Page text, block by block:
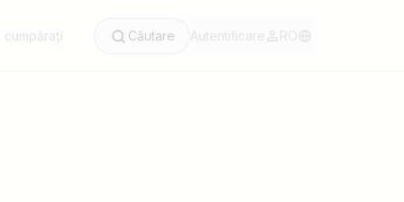
cumpărați Căutare Autentificare RO